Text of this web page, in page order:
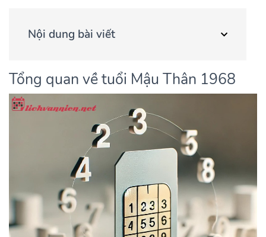
Nội dung bài viết
Tổng quan về tuổi Mậu Thân 1968